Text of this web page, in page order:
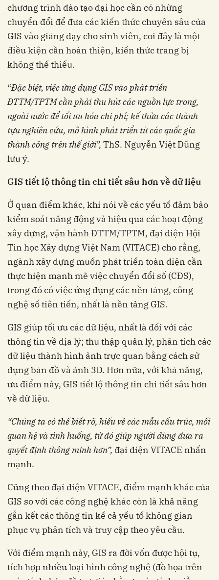
chương trình đào tạo đại học cần có những
chuyển đổi để đưa các kiến thức chuyên sâu của
GIS vào giảng dạy cho sinh viên, coi đây là một
điều kiện cần hoàn thiện, kiến thức trang bị
không thể thiếu.
“Đặc biệt, việc ứng dụng GIS vào phát triển
ĐTTM/TPTM cần phải thu hút các nguồn lực trong,
ngoài nước để tối ưu hóa chi phí; kế thừa các thành
tựu nghiên cứu, mô hình phát triển từ các quốc gia
thành công trên thế giới”, ThS. Nguyễn Việt Dũng
lưu ý.
GIS tiết lộ thông tin chi tiết sâu hơn về dữ liệu
Ở quan điểm khác, khi nói về các yếu tố đảm bảo
kiểm soát năng động và hiệu quả các hoạt động
xây dựng, vận hành ĐTTM/TPTM, đại diện Hội
Tin học Xây dựng Việt Nam (VITACE) cho rằng,
ngành xây dựng muốn phát triển toàn diện cần
thực hiện mạnh mẽ việc chuyển đổi số (CĐS),
trong đó có việc ứng dụng các nền tảng, công
nghệ số tiên tiến, nhất là nền tảng GIS.
GIS giúp tối ưu các dữ liệu, nhất là đối với các
thông tin về địa lý; thu thập quản lý, phân tích các
dữ liệu thành hình ảnh trực quan bằng cách sử
dụng bản đồ và ảnh 3D. Hơn nữa, với khả năng,
ưu điểm này, GIS tiết lộ thông tin chi tiết sâu hơn
về dữ liệu.
“Chúng ta có thể biết rõ, hiểu về các mẫu cấu trúc, mối
quan hệvà tình huống, từ đó giúp người dùng đưa ra
quyết định thông minh hơn”, đại diện VITACE nhấn
mạnh.
Cũng theo đại diện VITACE, điểm mạnh khác của
GIS so với các công nghệ khác còn là khả năng
gắn kết các thông tin kể cả yếu tố không gian
phục vụ phân tích và truy cập theo yêu cầu.
Với điểm mạnh này, GIS ra đời vốn được hội tụ,
tích hợp nhiều loại hình công nghệ (đồ họa trên